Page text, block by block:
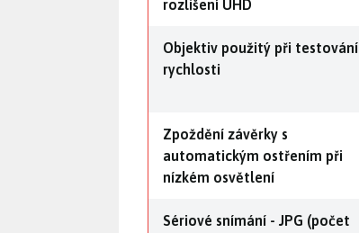
rozlišení UHD
Objektiv použitý při testování
rychlosti
Zpoždění závěrky s
automatickým ostřením při
nízkém osvětlení
Sériové snímání - JPG (počet